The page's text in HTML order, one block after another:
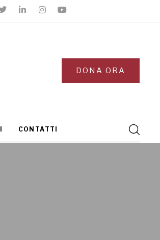
DONA ORA
CONTATTI